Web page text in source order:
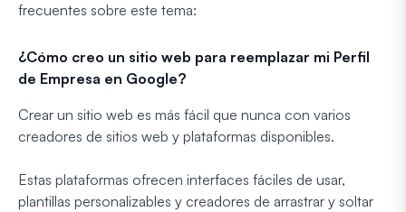
frecuentes sobre este tema:
¿Cómo creo un sitio web para reemplazar mi Perfil
de Empresa en Google?
Crear un sitio web es más fácil que nunca con varios
creadores de sitios web y plataformas disponibles.
Estas plataformas ofrecen interfaces fáciles de usar,
plantillas personalizables y creadores de arrastrar y soltar